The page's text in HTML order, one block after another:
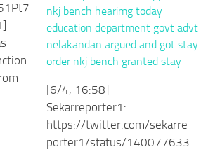
[6/4, 16:58]
Sekarreporter1:
https://twitter.com/sekarre
porter1/status/140077633